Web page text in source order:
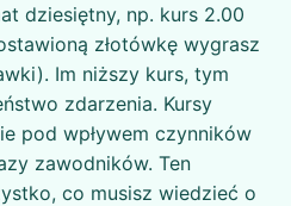
dziesiętny, np. kurs 2.00
złotówkę wygrasz
Im niższy kurs, tym
zdarzenia. Kursy
pod wpływem czynników
zawodników. Ten
co musisz wiedzieć o